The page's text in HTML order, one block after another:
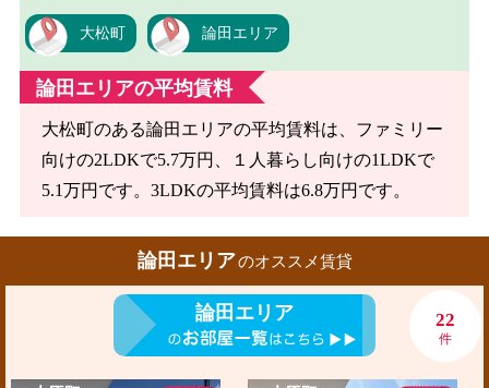
大松町 論田エリア
論田エリアの平均賃料
大松町のある論田エリアの平均賃料は、ファミリー
向けの2LDKで5.7万円、１人暮らし向けの1LDKで
5.1万円です。3LDKの平均賃料は6.8万円です。
論田エリアのオススメ賃貸
論田エリア 22
件